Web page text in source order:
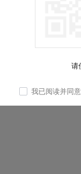
请
我已阅读并同意